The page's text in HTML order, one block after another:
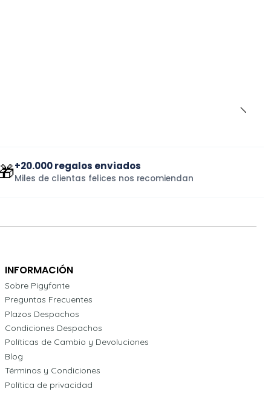
+20.000 regalos enviados
Miles de clientas felices nos recomiendan
INFORMACIÓN
Sobre Pigyfante
Preguntas Frecuentes
Plazos Despachos
Condiciones Despachos
Políticas de Cambio y Devoluciones
Blog
Términos y Condiciones
Política de privacidad